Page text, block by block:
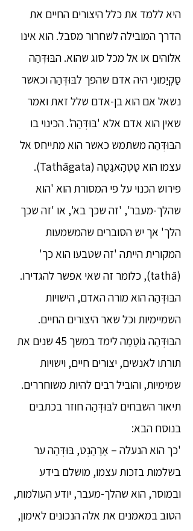
היא ללמד את כלל היצורים החיים את
הדרך המובילה לשחרור מסבל. הוא אינו
אלוהים או אל מכל סוג שהוא. הבּוּדְּהַה
סַקְיַמוּנִי היה אדם שהפך לבּוּדְּהַה וכאשר
נשאל אם הוא בן-אדם שלל זאת ואמר
שאין הוא אדם אלא 'בּוּדְּהַה'. הכינוי בו
הבּוּדְּהַה משתמש כאשר הוא מתייחס אל
עצמו הוא טַטְהָאגַטַה (Tathāgata).
פירוש הכנוי על פי המסורת הוא 'הוא
שהלך-מעבר', 'זה שכך בא', או 'זה שכך
הלך' אך יש הסוברים שהמשמעות
המקורית הייתה 'זה שטבעו הוא כך'
(tathā), כלומר זה שאי אפשר להגדירו.
הבּוּדְּהַה הוא מורה האדם, הישויות
השמיימיות וכל שאר היצורים החיים.
הבּוּדְּהַה גוֹטַמַה לימד במשך 45 שנים את
תורתו לאנשים, יצורים חיים, וישויות
שמימיות, והוביל רבים להיות משוחררים.
תיאור השבחים לבּוּדְּהַה חוזר בכתבים
בנוסח הבא:
'כך הוא הנעלה – אַרַהַנְט, בּוּדְּהַה ער
בשלמות בזכות עצמו, מושלם בידע
ובמוסר, הוא שהלך-מעבר, יודע העולמות,
הטוב במאמנים את אלה הנכונים לאימון,